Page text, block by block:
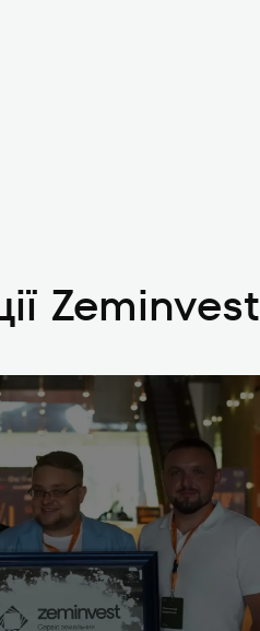
Zeminvest